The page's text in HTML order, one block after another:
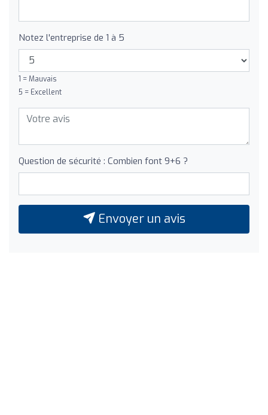
Notez l'entreprise de 1 à 5
1 = Mauvais
5 = Excellent
Question de sécurité : Combien font 9+6 ?
Envoyer un avis